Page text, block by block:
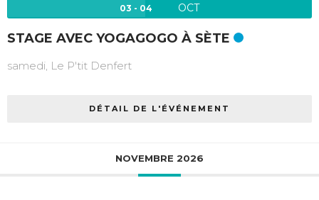
03 - 04 OCT
STAGE AVEC YOGAGOGO À SÈTE
samedi, Le P'tit Denfert
DÉTAIL DE L'ÉVÉNEMENT
NOVEMBRE 2026